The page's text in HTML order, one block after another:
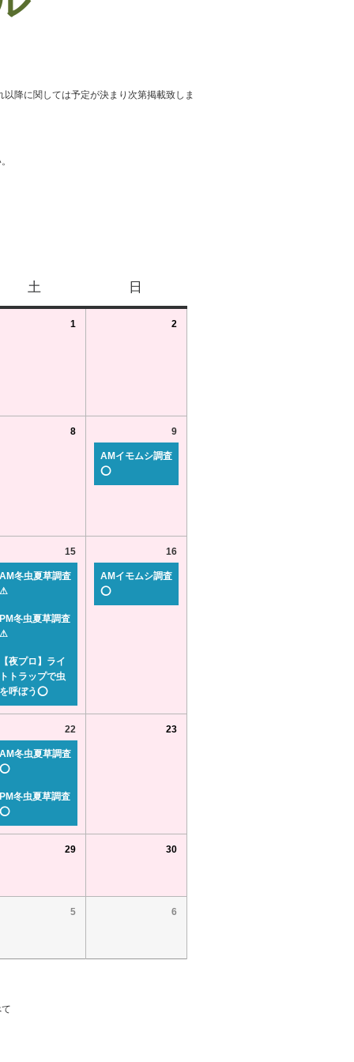
降に関しては予定が決まり次第掲載致しま
土 日
1 2
8 9
AMイモムシ調査
⭕
15
AM冬虫夏草調査
⚠
PM冬虫夏草調査
⚠
【夜プロ】ライ
トトラップで虫
を呼ぼう⭕
16
AMイモムシ調査
⭕
22
AM冬虫夏草調査
⭕
PM冬虫夏草調査
⭕
23
29 30
5 6